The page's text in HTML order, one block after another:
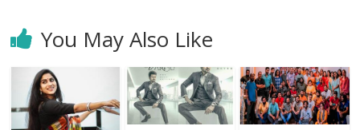
You May Also Like